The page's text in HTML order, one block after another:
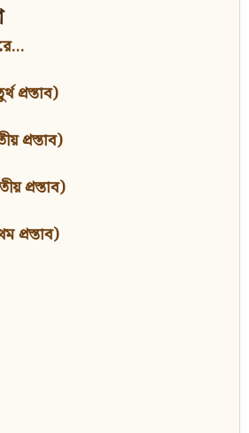
প্রস্তাব)
প্রস্তাব)
প্রস্তাব)
প্রস্তাব)